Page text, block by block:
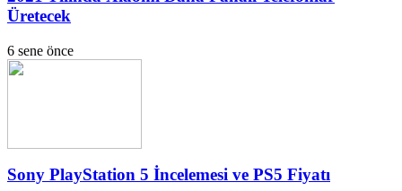
Üretecek
6 sene önce
Sony PlayStation 5 İncelemesi ve PS5 Fiyatı